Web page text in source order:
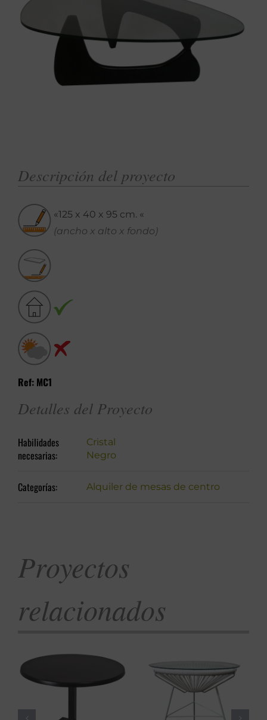
Descripción del proyecto
«125 x 40 x 95 cm. «
(ancho x alto x fondo)
Ref: MC1
Detalles del Proyecto
Habilidades
necesarias:
Cristal
Negro
Categorías: Alquiler de mesas de centro
Proyectos
relacionados